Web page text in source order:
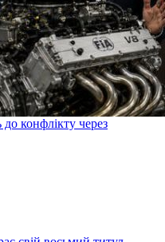
конфлікту через